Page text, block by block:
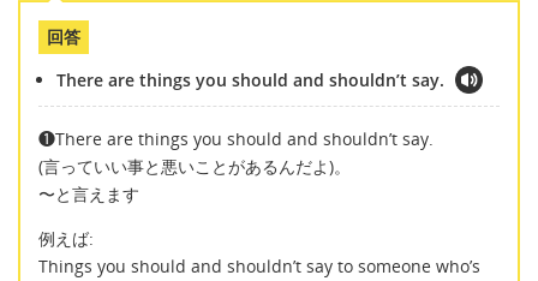
回答
There are things you should and shouldn’t say.
❶There are things you should and shouldn’t say.
(言っていい事と悪いことがあるんだよ)。
〜と言えます
例えば:
Things you should and shouldn’t say to someone who’s